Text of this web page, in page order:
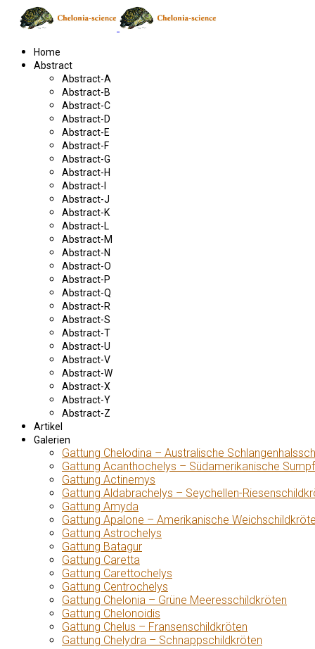
Home
Abstract
Abstract-A
Abstract-B
Abstract-C
Abstract-D
Abstract-E
Abstract-F
Abstract-G
Abstract-H
Abstract-I
Abstract-J
Abstract-K
Abstract-L
Abstract-M
Abstract-N
Abstract-O
Abstract-P
Abstract-Q
Abstract-R
Abstract-S
Abstract-T
Abstract-U
Abstract-V
Abstract-W
Abstract-X
Abstract-Y
Abstract-Z
Artikel
Galerien
Gattung Chelodina – Australische
Gattung Acanthochelys – Südamerikanische
Gattung Actinemys
Gattung Aldabrachelys – Seychellen-
Gattung Amyda
Gattung Apalone – Amerikanische
Gattung Astrochelys
Gattung Batagur
Gattung Caretta
Gattung Carettochelys
Gattung Centrochelys
Gattung Chelonia – Grüne Meeresschildkröten
Gattung Chelonoidis
Gattung Chelus – Fransenschildkröten
Gattung Chelydra – Schnappschildkröten